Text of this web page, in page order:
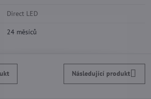
Direct LED
24 měsíců
Následující produkt